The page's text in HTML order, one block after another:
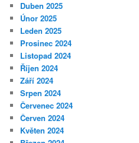
Duben 2025
Únor 2025
Leden 2025
Prosinec 2024
Listopad 2024
Říjen 2024
Září 2024
Srpen 2024
Červenec 2024
Červen 2024
Květen 2024